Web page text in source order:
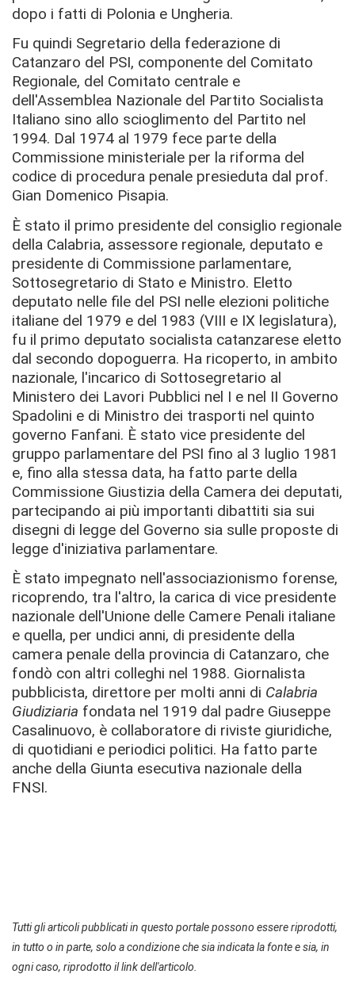
dopo i fatti di Polonia e Ungheria.
Fu quindi Segretario della federazione di
Catanzaro del PSI, componente del Comitato
Regionale, del Comitato centrale e
dell'Assemblea Nazionale del Partito Socialista
Italiano sino allo scioglimento del Partito nel
1994. Dal 1974 al 1979 fece parte della
Commissione ministeriale per la riforma del
codice di procedura penale presieduta dal prof.
Gian Domenico Pisapia.
È stato il primo presidente del consiglio regionale
della Calabria, assessore regionale, deputato e
presidente di Commissione parlamentare,
Sottosegretario di Stato e Ministro. Eletto
deputato nelle file del PSI nelle elezioni politiche
italiane del 1979 e del 1983 (VIII e IX legislatura),
fu il primo deputato socialista catanzarese eletto
dal secondo dopoguerra. Ha ricoperto, in ambito
nazionale, l'incarico di Sottosegretario al
Ministero dei Lavori Pubblici nel I e nel II Governo
Spadolini e di Ministro dei trasporti nel quinto
governo Fanfani. È stato vice presidente del
gruppo parlamentare del PSI fino al 3 luglio 1981
e, fino alla stessa data, ha fatto parte della
Commissione Giustizia della Camera dei deputati,
partecipando ai più importanti dibattiti sia sui
disegni di legge del Governo sia sulle proposte di
legge d'iniziativa parlamentare.
È stato impegnato nell'associazionismo forense,
ricoprendo, tra l'altro, la carica di vice presidente
nazionale dell'Unione delle Camere Penali italiane
e quella, per undici anni, di presidente della
camera penale della provincia di Catanzaro, che
fondò con altri colleghi nel 1988. Giornalista
pubblicista, direttore per molti anni di Calabria
Giudiziaria fondata nel 1919 dal padre Giuseppe
Casalinuovo, è collaboratore di riviste giuridiche,
di quotidiani e periodici politici. Ha fatto parte
anche della Giunta esecutiva nazionale della
FNSI.
Tutti gli articoli pubblicati in questo portale possono essere riprodotti,
in tutto o in parte, solo a condizione che sia indicata la fonte e sia, in
ogni caso, riprodotto il link dell'articolo.